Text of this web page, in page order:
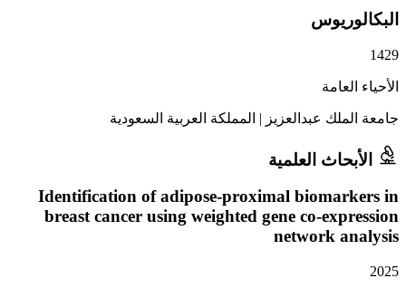
عبدالعزيز|المملكة العربية السعودية
العلمية
Identification of adipose-proximal
breast cancer using weighted gene co-
network